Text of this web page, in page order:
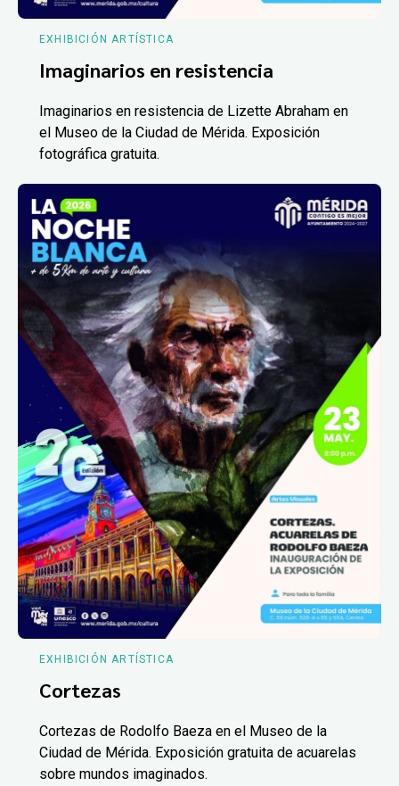
EXHIBICIÓN ARTÍSTICA
Imaginarios en resistencia
Imaginarios en resistencia de Lizette Abraham en
el Museo de la Ciudad de Mérida. Exposición
fotográfica gratuita.
EXHIBICIÓN ARTÍSTICA
Cortezas
Cortezas de Rodolfo Baeza en el Museo de la
Ciudad de Mérida. Exposición gratuita de acuarelas
sobre mundos imaginados.